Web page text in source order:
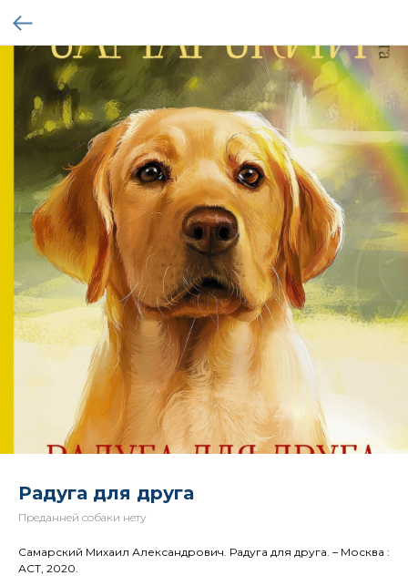
Радуга для друга
Преданней собаки нету
Самарский Михаил Александрович. Радуга для друга. – Москва :
АСТ, 2020.